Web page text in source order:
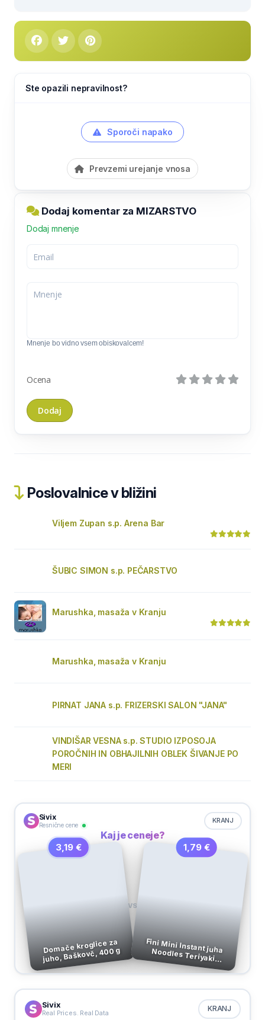
Ste opazili nepravilnost?
Sporoči napako
Prevzemi urejanje vnosa
Dodaj komentar za MIZARSTVO
Dodaj mnenje
Mnenje bo vidno vsem obiskovalcem!
Ocena
Poslovalnice v bližini
Viljem Zupan s.p. Arena Bar
ŠUBIC SIMON s.p. PEČARSTVO
Marushka, masaža v Kranju
Marushka, masaža v Kranju
PIRNAT JANA s.p. FRIZERSKI SALON "JANA"
VINDIŠAR VESNA s.p. STUDIO IZPOSOJA
POROČNIH IN OBHAJILNIH OBLEK ŠIVANJE PO
MERI
Sivix
Resnične cene
KRANJ
Kaj je ceneje?
3,19 €
Domače kroglice za
juho, Baškovč, 400 g
VS
1,79 €
Fini Mini Instant juha Noodles Teriyaki
Piščanec, 65 g
Sivix
Real Prices. Real Data KRANJ